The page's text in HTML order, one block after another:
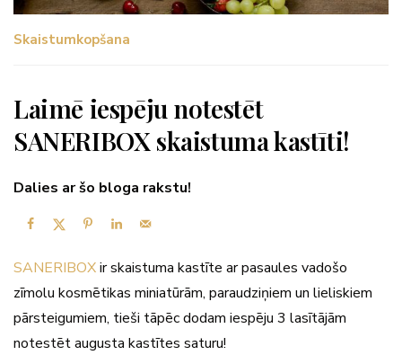
Skaistumkopšana
Laimē iespēju notestēt
SANERIBOX skaistuma kastīti!
Dalies ar šo bloga rakstu!
SANERIBOXir skaistuma kastīte ar pasaules vadošo
zīmolu kosmētikas miniatūrām, paraudziņiem un lieliskiem
pārsteigumiem, tieši tāpēc dodam iespēju 3 lasītājām
notestēt augusta kastītes saturu!